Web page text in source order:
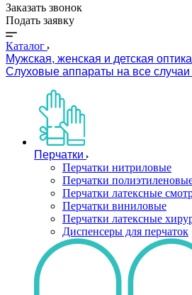
Заказать звонок
Подать заявку
Каталог
Мужская, женская и детская оптика
Слуховые аппараты на все случаи
Перчатки
Перчатки нитриловые
Перчатки
Перчатки латексные
Перчатки виниловые
Перчатки латексные
Диспенсеры для перчаток